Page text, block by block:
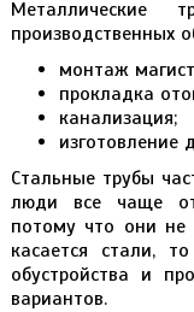
Металлические
производственных
монтаж
прокладка
канализация;
изготовление
Стальные трубы
люди все чаще
потому что они не
касается стали,
обустройства и
вариантов.